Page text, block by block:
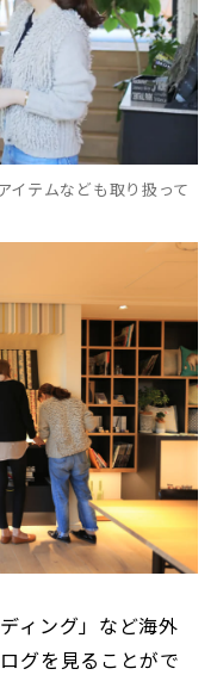
イテムなども取り扱って
ィング」など海外
グを見ることがで